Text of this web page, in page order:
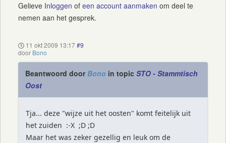
Gelieve Inloggen of een account aanmaken om deel te
nemen aan het gesprek.
11 okt 2009 13:17 #9
door Bono
Beantwoord doorBono in topic STO - Stammtisch
Oost
Tja... deze "wijze uit het oosten" komt feitelijk uit
het zuiden :-X ;D ;D
Maar het was zeker gezellig en leuk om de